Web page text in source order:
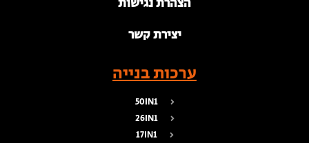
הצהרת נגישות
יצירת קשר
ערכות בנייה
50IN1
26IN1
17IN1